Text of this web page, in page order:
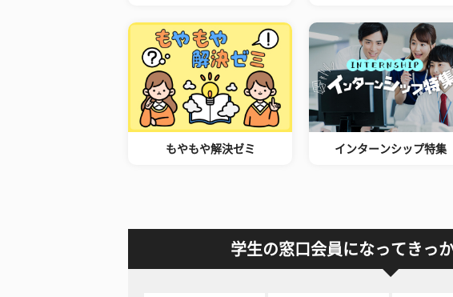
もやもや解決ゼミ インターンシップ特集
学生の窓口会員になってきっ